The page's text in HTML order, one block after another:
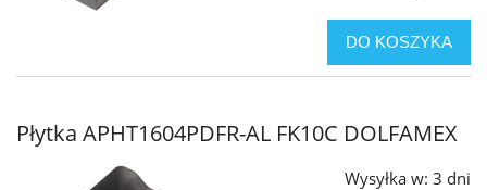
DO KOSZYKA
Płytka APHT1604PDFR-AL FK10C DOLFAMEX
Wysyłka w: 3 dni